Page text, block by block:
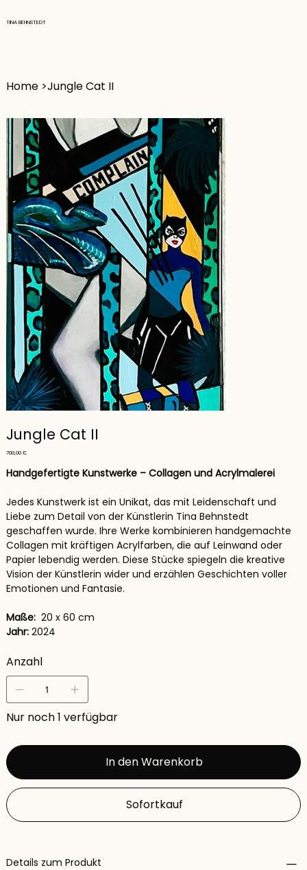
TINA BEHNSTEDT
Home >Jungle Cat II
Jungle Cat II
Preis
700,00 €
Handgefertigte Kunstwerke – Collagen und Acrylmalerei
Jedes Kunstwerk ist ein Unikat, das mit Leidenschaft und
Liebe zum Detail von der Künstlerin Tina Behnstedt
geschaffen wurde. Ihre Werke kombinieren handgemachte
Collagen mit kräftigen Acrylfarben, die auf Leinwand oder
Papier lebendig werden. Diese Stücke spiegeln die kreative
Vision der Künstlerin wider und erzählen Geschichten voller
Emotionen und Fantasie.
Maße: 20 x 60 cm
Jahr:2024
Anzahl
Nur noch 1 verfügbar
In den Warenkorb
Sofortkauf
Details zum Produkt